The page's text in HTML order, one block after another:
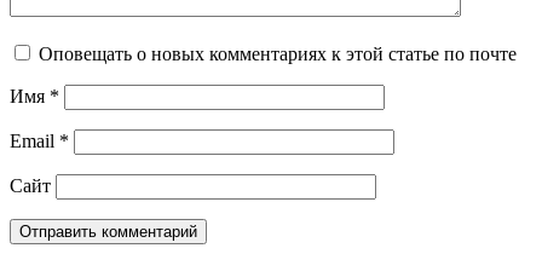
Оповещать о новых комментариях к этой статье по почте
Имя *
Email *
Сайт